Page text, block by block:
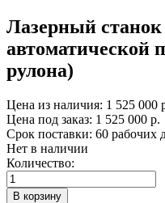
Лазерный
автоматической
рулона)
Цена из наличия: 1 525 000
Цена под заказ: 1 525 000 р.
Срок поставки: 60 рабочих
Нет в наличии
Количество:
В корзину